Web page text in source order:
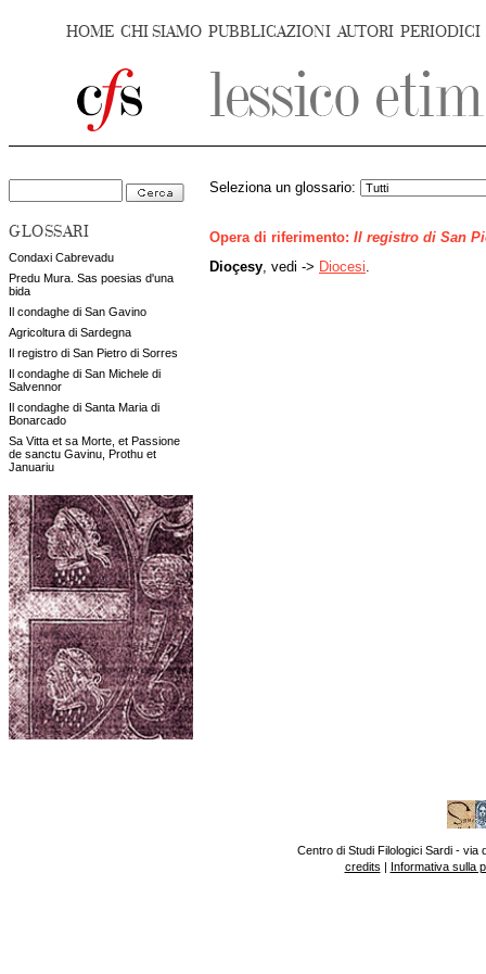
HOME CHI SIAMO PUBBLICAZIONI AUTORI PERIODICI
GLOSSARI
Condaxi Cabrevadu
Predu Mura. Sas poesias d'una
bida
Il condaghe di San Gavino
Agricoltura di Sardegna
Il registro di San Pietro di Sorres
Il condaghe di San Michele di
Salvennor
Il condaghe di Santa Maria di
Bonarcado
Sa Vitta et sa Morte, et Passione
de sanctu Gavinu, Prothu et
Januariu
Seleziona un glossario:
Opera di riferimento: Il registro di San
Dioçesy , vedi -> Diocesi
Centro di Studi Filologici Sardi - via
credits | Informativa sulla